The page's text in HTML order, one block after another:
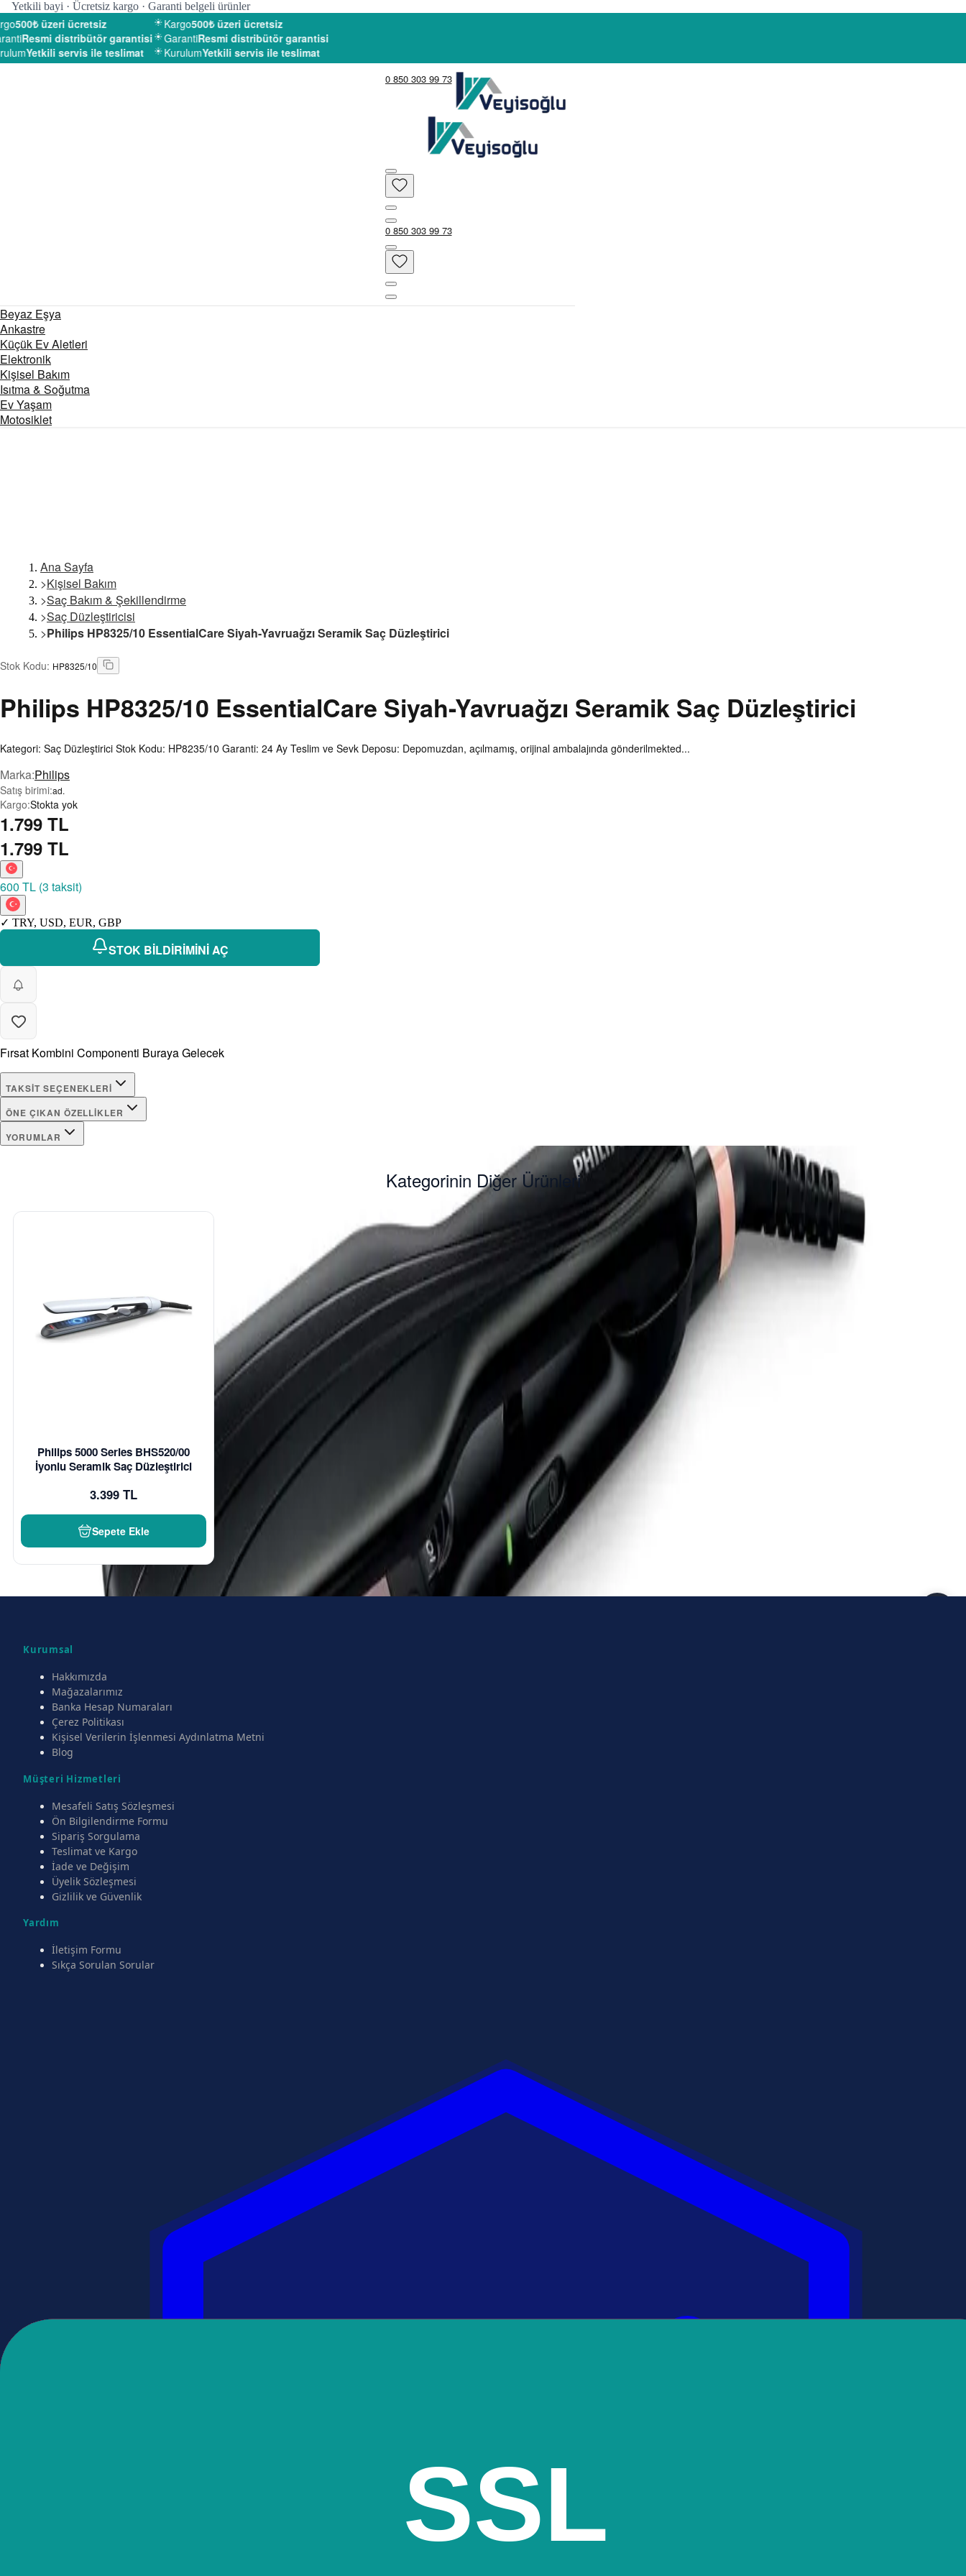
Yetkili bayi · Ücretsiz kargo · Garanti belgeli ürünler
500₺ üzeri ücretsiz
Resmi distribütör garantisi
Yetkili servis ile teslimat
Kargo500₺ üzeri ücretsiz
GarantiResmi distribütör garantisi
KurulumYetkili servis ile teslimat
0 850 303 99 73
0 850 303 99 73
Beyaz Eşya
Ankastre
Küçük Ev Aletleri
Elektronik
Kişisel Bakım
Isıtma & Soğutma
Ev Yaşam
Motosiklet
Ana Sayfa
>Kişisel Bakım
>Saç Bakım & Şekillendirme
>Saç Düzleştiricisi
>Philips HP8325/10 EssentialCare Siyah-Yavruağzı Seramik Saç Düzleştirici
Stok Kodu: HP8325/10
Philips HP8325/10 EssentialCare Siyah-Yavruağzı Seramik Saç Düzleştirici
Kategori: Saç Düzleştirici Stok Kodu: HP8235/10 Garanti: 24 Ay Teslim ve Sevk Deposu: Depomuzdan, açılmamış, orijinal ambalajında gönderilmekted...
Marka:Philips
Satış birimi:ad.
Kargo:Stokta yok
1.799 TL
1.799 TL
600 TL (3 taksit)
✓ TRY, USD, EUR, GBP
STOK BİLDİRİMİNİ AÇ
Fırsat Kombini Componenti Buraya Gelecek
TAKSIT SEÇENEKLERI
ÖNE ÇIKAN ÖZELLIKLER
YORUMLAR
Kategorinin Diğer Ürünleri
Philips 5000 Series BHS520/00
İyonlu Seramik Saç Düzleştirici
3.399 TL
Sepete Ekle
Kurumsal
Hakkımızda
Mağazalarımız
Banka Hesap Numaraları
Çerez Politikası
Kişisel Verilerin İşlenmesi Aydınlatma Metni
Blog
Müşteri Hizmetleri
Mesafeli Satış Sözleşmesi
Ön Bilgilendirme Formu
Sipariş Sorgulama
Teslimat ve Kargo
İade ve Değişim
Üyelik Sözleşmesi
Gizlilik ve Güvenlik
Yardım
İletişim Formu
Sıkça Sorulan Sorular